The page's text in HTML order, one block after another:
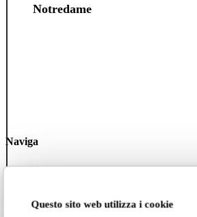
Questo sito web utilizza i cookie
Notredame
Naviga
Tutte le collezioni